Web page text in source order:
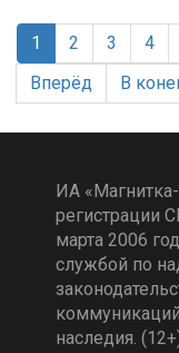
1 2 3 4
Вперёд
В
ИА
регистрации
марта 2006
службой по
наследия.